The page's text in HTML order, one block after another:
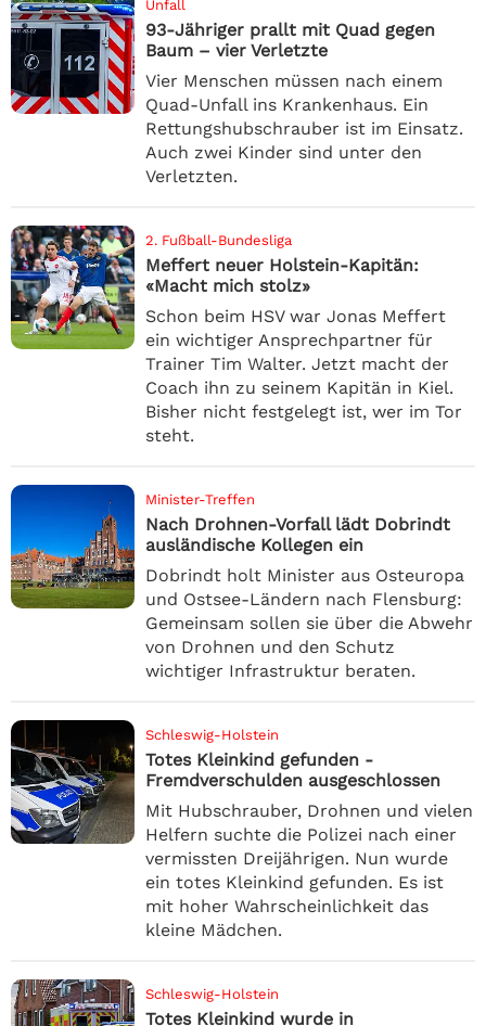
Unfall
93-Jähriger prallt mit Quad gegen
Baum – vier Verletzte
Vier Menschen müssen nach einem
Quad-Unfall ins Krankenhaus. Ein
Rettungshubschrauber ist im Einsatz.
Auch zwei Kinder sind unter den
Verletzten.
2. Fußball-Bundesliga
Meffert neuer Holstein-Kapitän:
«Macht mich stolz»
Schon beim HSV war Jonas Meffert
ein wichtiger Ansprechpartner für
Trainer Tim Walter. Jetzt macht der
Coach ihn zu seinem Kapitän in Kiel.
Bisher nicht festgelegt ist, wer im Tor
steht.
Minister-Treffen
Nach Drohnen-Vorfall lädt Dobrindt
ausländische Kollegen ein
Dobrindt holt Minister aus Osteuropa
und Ostsee-Ländern nach Flensburg:
Gemeinsam sollen sie über die Abwehr
von Drohnen und den Schutz
wichtiger Infrastruktur beraten.
Schleswig-Holstein
Totes Kleinkind gefunden -
Fremdverschulden ausgeschlossen
Mit Hubschrauber, Drohnen und vielen
Helfern suchte die Polizei nach einer
vermissten Dreijährigen. Nun wurde
ein totes Kleinkind gefunden. Es ist
mit hoher Wahrscheinlichkeit das
kleine Mädchen.
Schleswig-Holstein
Totes Kleinkind wurde in